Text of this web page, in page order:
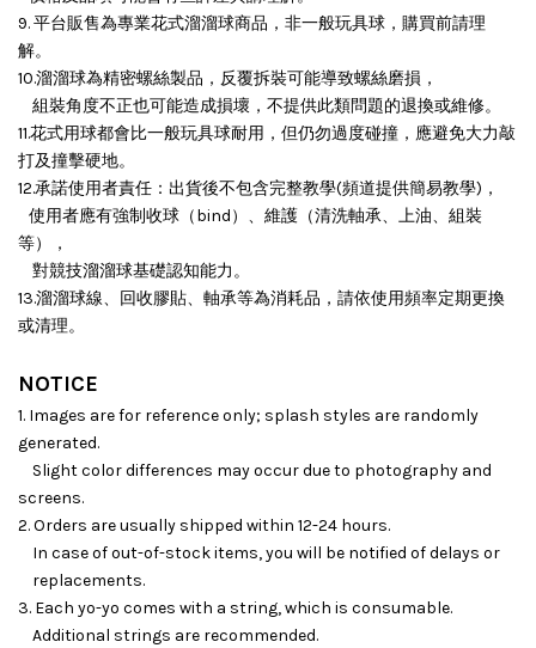
9. 平台販售為專業花式溜溜球商品，非一般玩具球，購買前請理
解。
10.溜溜球為精密螺絲製品，反覆拆裝可能導致螺絲磨損，
組裝角度不正也可能造成損壞， 不提供此類問題的退換或維修。
11.花式用球都會比一般玩具球耐用，但仍勿過度碰撞，應避免大力敲
打及撞擊硬地。
12.承諾使用者責任：出貨後不包含完整教學(頻道提供簡易教學)，
使用者應有強制收球（bind）、維護（清洗軸承、上油、組裝
等），
對競技溜溜球基礎認知能力。
13.溜溜球線、回收膠貼、軸承等為消耗品，請依使用頻率定期更換
或清理。
NOTICE
1. Images are for reference only; splash styles are randomly
generated.
Slight color differences may occur due to photography and
screens.
2. Orders are usually shipped within 12-24 hours.
In case of out-of-stock items, you will be notified of delays or
replacements.
3. Each yo-yo comes with a string, which is consumable.
Additional strings are recommended.